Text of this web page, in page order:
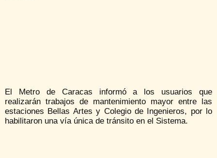
El Metro de Caracas informó a los usuarios que
realizarán trabajos de mantenimiento mayor entre las
estaciones Bellas Artes y Colegio de Ingenieros, por lo
habilitaron una vía única de tránsito en el Sistema.